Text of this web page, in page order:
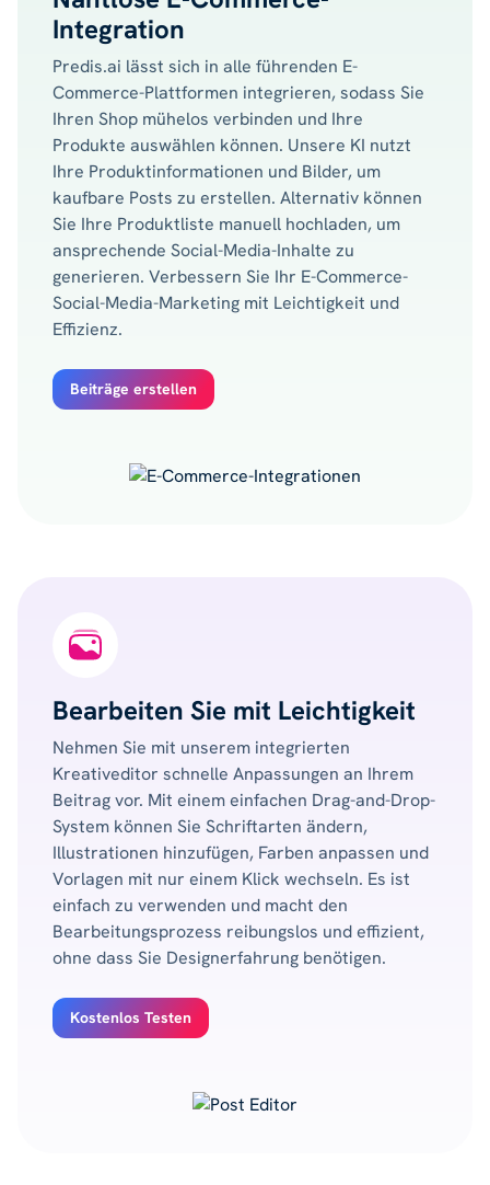
Integration
Predis.ai lässt sich in alle führenden E-
Commerce-Plattformen integrieren, sodass Sie
Ihren Shop mühelos verbinden und Ihre
Produkte auswählen können. Unsere KI nutzt
Ihre Produktinformationen und Bilder, um
kaufbare Posts zu erstellen. Alternativ können
Sie Ihre Produktliste manuell hochladen, um
ansprechende Social-Media-Inhalte zu
generieren. Verbessern Sie Ihr E-Commerce-
Social-Media-Marketing mit Leichtigkeit und
Effizienz.
Beiträge erstellen
Bearbeiten Sie mit Leichtigkeit
Nehmen Sie mit unserem integrierten
Kreativeditor schnelle Anpassungen an Ihrem
Beitrag vor. Mit einem einfachen Drag-and-Drop-
System können Sie Schriftarten ändern,
Illustrationen hinzufügen, Farben anpassen und
Vorlagen mit nur einem Klick wechseln. Es ist
einfach zu verwenden und macht den
Bearbeitungsprozess reibungslos und effizient,
ohne dass Sie Designerfahrung benötigen.
Kostenlos Testen